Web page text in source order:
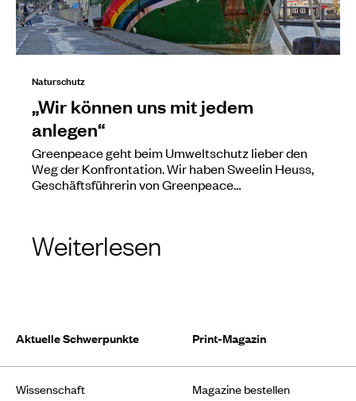
Weiterlesen
Naturschutz
„Wir können uns mit jedem
anlegen“
Greenpeace geht beim Umweltschutz lieber den
Weg der Konfrontation. Wir haben Sweelin Heuss,
Geschäftsführerin von Greenpeace…
Aktuelle Schwerpunkte
Wissenschaft
Print-Magazin
Magazine bestellen